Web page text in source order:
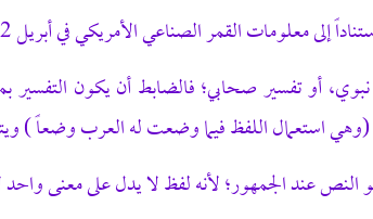
إلى معلومات القمر الصناعي الأمريكي في أبريل 1992 م، ....
أو تفسير صحابي؛ فالضابط أن يكون التفسير
(وهي استعمال اللفظ فيما وضعت له العرب وضعاً )
النص عند الجمهور؛ لأنه لفظ لا يدل على معنى واحد